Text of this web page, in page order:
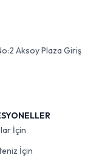
Aksoy Plaza Giriş
İçin
İçin